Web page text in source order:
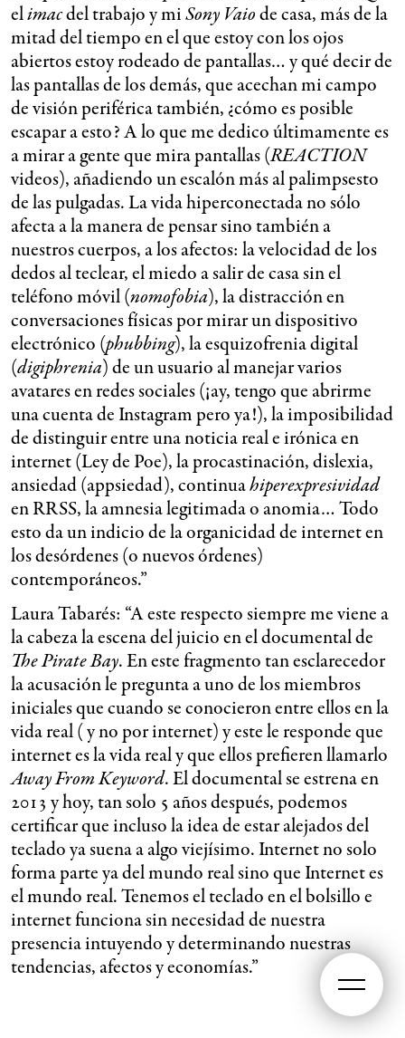
elimacdel trabajo y miSony Vaiode casa, más de la
mitad del tiempo en el que estoy con los ojos
abiertos estoy rodeado de pantallas… y qué decir de
las pantallas de los demás, que acechan mi campo
de visión periférica también, ¿cómo es posible
escapar a esto? A lo que me dedico últimamente es
a mirar a gente que mira pantallas (REACTION
videos), añadiendo un escalón más al palimpsesto
de las pulgadas. La vida hiperconectada no sólo
afecta a la manera de pensar sino también a
nuestros cuerpos, a los afectos: la velocidad de los
dedos al teclear, el miedo a salir de casa sin el
teléfono móvil (nomofobia), la distracción en
conversaciones físicas por mirar un dispositivo
electrónico (phubbing), la esquizofrenia digital
(digiphrenia) de un usuario al manejar varios
avatares en redes sociales (¡ay, tengo que abrirme
una cuenta de Instagram pero ya!), la imposibilidad
de distinguir entre una noticia real e irónica en
internet (Ley de Poe), la procastinación, dislexia,
ansiedad (appsiedad), continuahiperexpresividad
en RRSS, la amnesia legitimada o anomia… Todo
esto da un indicio de la organicidad de internet en
los desórdenes (o nuevos órdenes)
contemporáneos.”
Laura Tabarés: “A este respecto siempre me viene a
la cabeza la escena del juicio en el documental de
The Pirate Bay. En este fragmento tan esclarecedor
la acusación le pregunta a uno de los miembros
iniciales que cuando se conocieron entre ellos en la
vida real ( y no por internet) y este le responde que
internet es la vida real y que ellos prefieren llamarlo
Away From Keyword. El documental se estrena en
2013 y hoy, tan solo 5 años después, podemos
certificar que incluso la idea de estar alejados del
teclado ya suena a algo viejísimo. Internet no solo
forma parte ya del mundo real sino que Internet es
el mundo real. Tenemos el teclado en el bolsillo e
internet funciona sin necesidad de nuestra
presencia intuyendo y determinando nuestras
tendencias, afectos y economías.”